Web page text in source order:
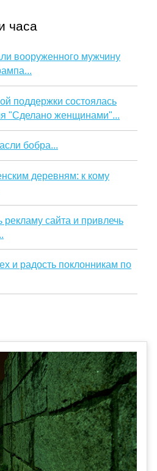
часа
вооруженного мужчину
поддержки состоялась
"Сделано женщинами"...
бобра...
деревням: к кому
рекламу сайта и привлечь
и радость поклонникам по